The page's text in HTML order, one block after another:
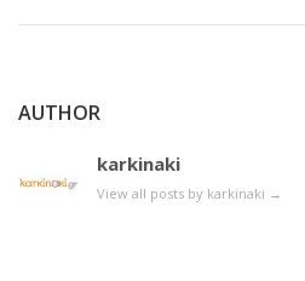
AUTHOR
karkinaki
View all posts by karkinaki →